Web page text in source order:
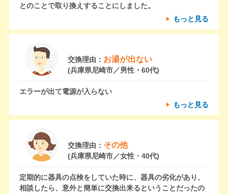
とのことで取り換えすることにしました。
もっと見る
交換理由： お湯が出ない
(兵庫県尼崎市／男性・60代)
エラーが出て電源が入らない
もっと見る
交換理由： その他
(兵庫県尼崎市／女性・40代)
定期的に器具の点検をしていた時に、器具の劣化があり、
相談したら、意外と簡単に交換出来るということだったの